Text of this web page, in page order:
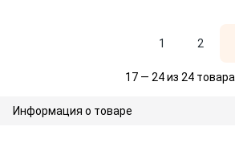
1 2
17 — 24 из 24 товара
Информация о товаре